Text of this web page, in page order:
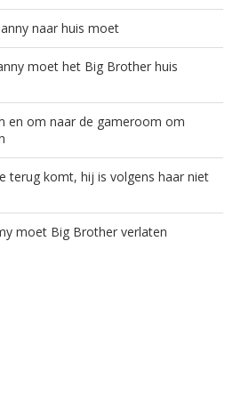
naar huis moet
moet het Big Brother huis
en om naar de gameroom om
terug komt, hij is volgens haar niet
moet Big Brother verlaten